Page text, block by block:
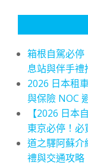
箱根自駕必停
息站與伴手禮
2026 日本租
與保險 NOC
【2026 日本
東京必停！
道之驛阿蘇介
禮與交通攻略